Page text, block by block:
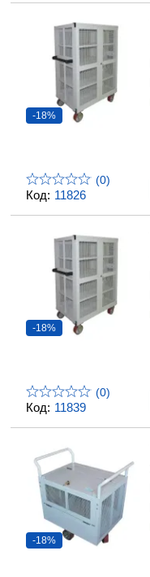
Код: 11826
-18%
(0)
Код: 11839
-18%
(0)
-18%